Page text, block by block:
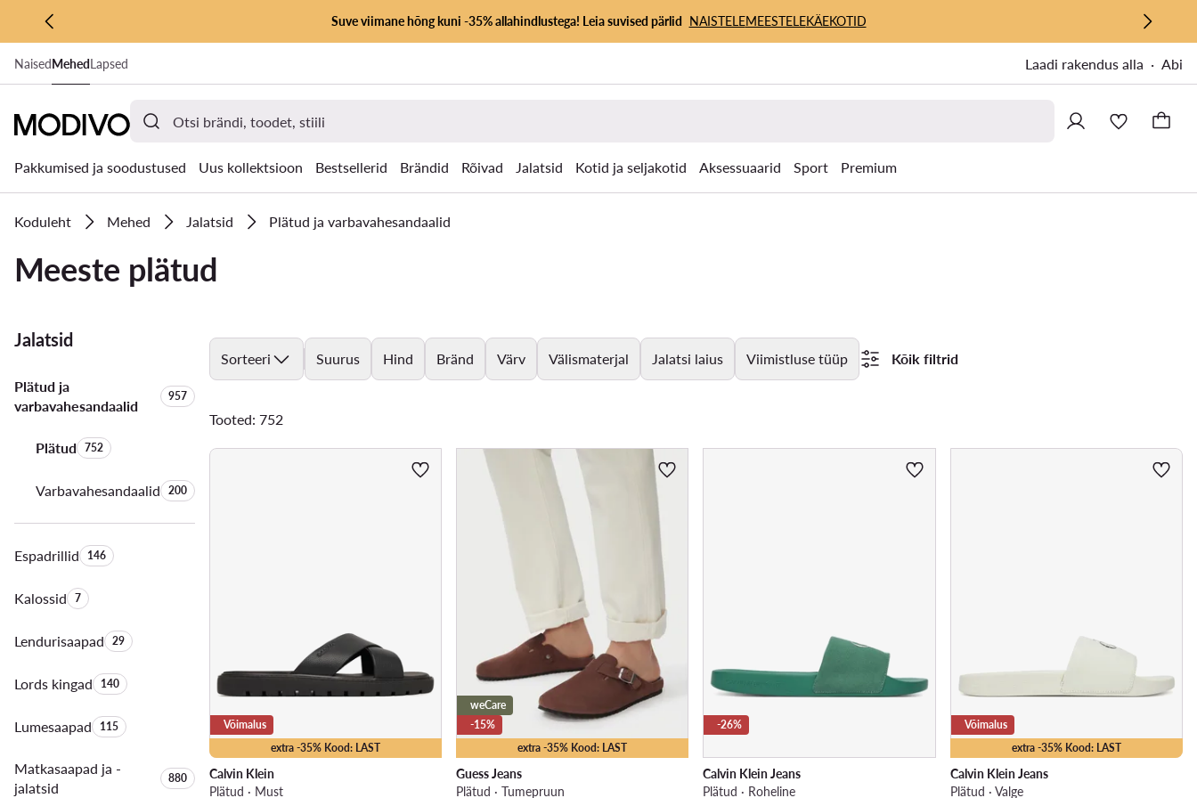
LIIGU PÕHISISU JUURDE
MINE OTSINGUSSE
Suve viimane hõng kuni -35% allahindlustega! Leia suvised pärlid NAISTELEMEESTELEKÄEKOTID
NaisedMehedLapsed Laadi rakendus alla Abi
Pakkumised ja soodustused Uus kollektsioon Bestsellerid Brändid Rõivad Jalatsid Kotid ja seljakotid Aksessuaarid Sport Premium
Koduleht Mehed Jalatsid Plätud ja varbavahesandaalid
Meeste plätud
Jalatsid
Plätud ja
varbavahesandaalid
Toodete arv:
957
PlätudToodete arv:
752
VarbavahesandaalidToodete arv:
200
EspadrillidToodete arv:
146
KalossidToodete arv:
7
LendurisaapadToodete arv:
29
Lords kingadToodete arv:
140
LumesaapadToodete arv:
115
Matkasaapad ja -
jalatsid
Toodete arv:
880
Sorteeri Suurus Hind Bränd Värv Välismaterjal Jalatsi laius Viimistluse tüüp Kõik filtrid
Tooted: 752
extra -35% Kood: LAST
Võimalus
Calvin Klein
Plätud · Must
extra -35% Kood: LAST
weCare
-15%
Guess Jeans
Plätud · Tumepruun
-26%
Calvin Klein Jeans
Plätud · Roheline
extra -35% Kood: LAST
Võimalus
Calvin Klein Jeans
Plätud · Valge